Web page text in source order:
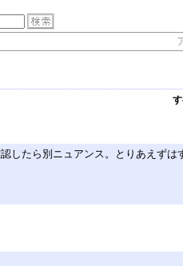
したら別ニュアンス。とりあえずは